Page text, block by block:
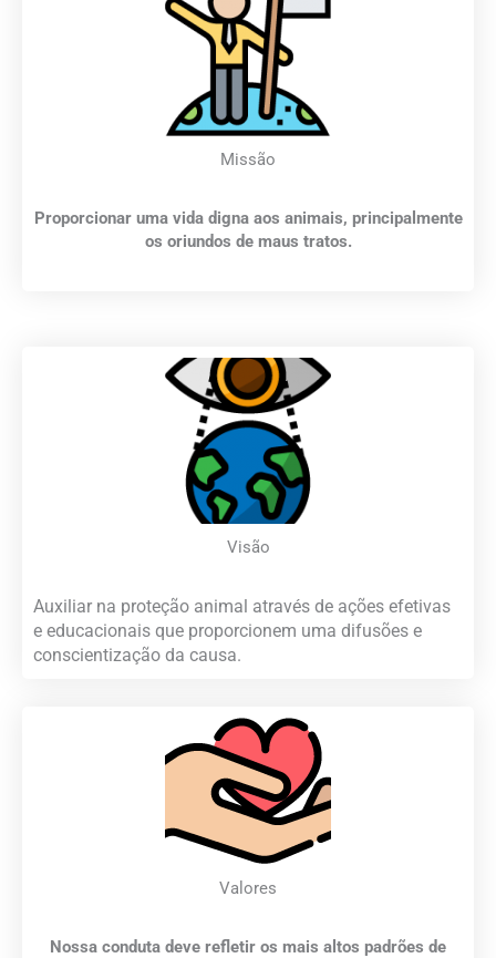
Missão
Proporcionar uma vida digna aos animais, principalmente
os oriundos de maus tratos.
Visão
Auxiliar na proteção animal através de ações efetivas
e educacionais que proporcionem uma difusões e
conscientização da causa.
Valores
Nossa conduta deve refletir os mais altos padrões de